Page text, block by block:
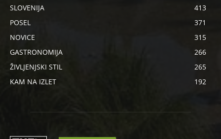
SLOVENIJA
413
POSEL
371
NOVICE
315
GASTRONOMIJA
266
ŽIVLJENJSKI STIL
265
KAM NA IZLET
192